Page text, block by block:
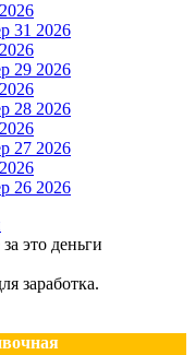
31 2026
29 2026
28 2026
27 2026
26 2026
это деньги
заработка.